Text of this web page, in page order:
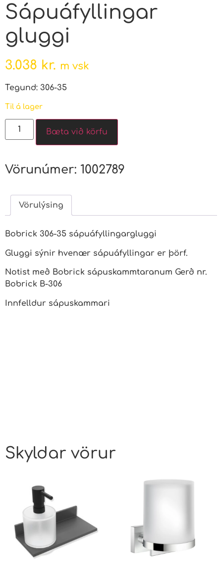
Sápuáfyllingar
gluggi
3.038 kr. m vsk
Tegund: 306-35
Til á lager
Bæta við körfu
Vörunúmer: 1002789
Vörulýsing
Bobrick 306-35 sápuáfyllingargluggi
Gluggi sýnir hvenær sápuáfyllingar er þörf.
Notist með Bobrick sápuskammtaranum Gerð nr.
Bobrick B-306
Innfelldur sápuskammari
Skyldar vörur